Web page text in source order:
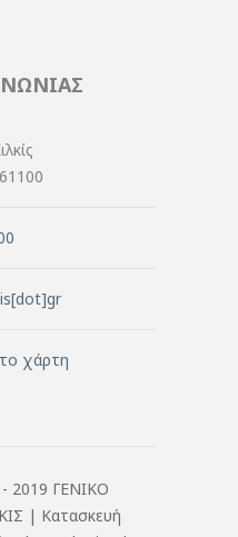
χάρτη
2019 ΓΕΝΙΚΟ
| Κατασκευή